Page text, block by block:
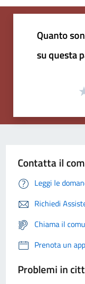
Quanto
su questa
Contatta il
Leggi le
Richiedi
Chiama il
Prenota un
Problemi in